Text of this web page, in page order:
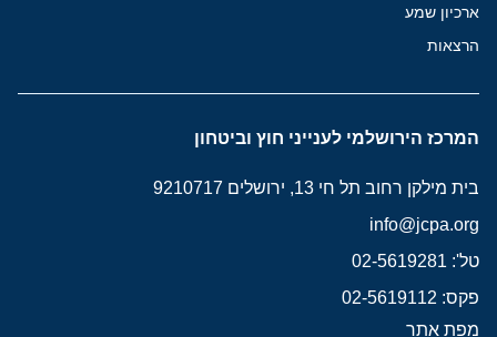
ארכיון שמע
הרצאות
המרכז הירושלמי לענייני חוץ וביטחון
בית מילקן רחוב תל חי 13, ירושלים 9210717
info@jcpa.org
טל': 02-5619281
פקס: 02-5619112
מפת אתר